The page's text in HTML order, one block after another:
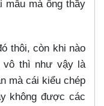
mẫu mà ông thầy
thôi, còn khi nào
vô thì như vậy là
mà cái kiểu chép
không được các